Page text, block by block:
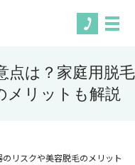
メ
点は？家庭用脱毛
メリットも解説
リスクや美容脱毛のメリット